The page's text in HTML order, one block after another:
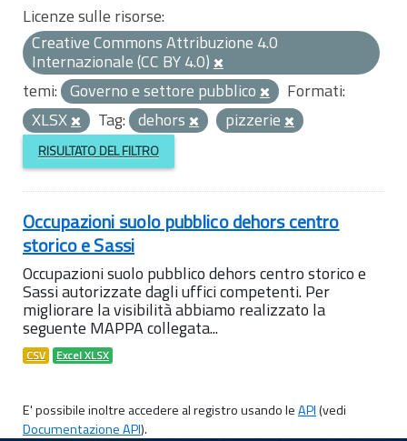
Licenze sulle risorse:
Creative Commons Attribuzione 4.0
Internazionale (CC BY 4.0)
temi: Governo e settore pubblico
Formati:
XLSX
Tag: dehors pizzerie
RISULTATO DEL FILTRO
Occupazioni suolo pubblico dehors centro
storico e Sassi
Occupazioni suolo pubblico dehors centro storico e
Sassi autorizzate dagli uffici competenti. Per
migliorare la visibilità abbiamo realizzato la
seguente MAPPA collegata...
CSV Excel XLSX
E' possibile inoltre accedere al registro usando leAPI(vedi
Documentazione API).